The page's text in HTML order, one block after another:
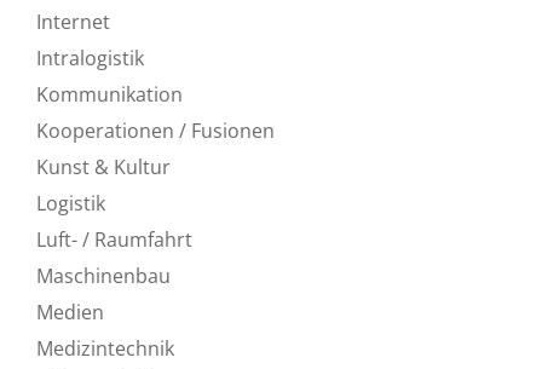
Internet
Intralogistik
Kommunikation
Kooperationen / Fusionen
Kunst & Kultur
Logistik
Luft- / Raumfahrt
Maschinenbau
Medien
Medizintechnik